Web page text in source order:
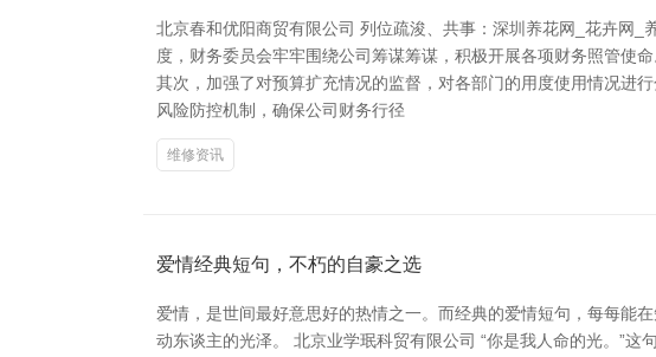
北京春和优阳商贸有限公司 列位疏浚、共事：深圳养花网_花卉网
度，财务委员会牢牢围绕公司筹谋筹谋，积极开展各项财务照管使
其次，加强了对预算扩充情况的监督，对各部门的用度使用情况进
风险防控机制，确保公司财务行径
维修资讯
爱情经典短句，不朽的自豪之选
爱情，是世间最好意思好的热情之一。而经典的爱情短句，每每能
动东谈主的光泽。 北京业学珉科贸有限公司 “你是我人命的光。”